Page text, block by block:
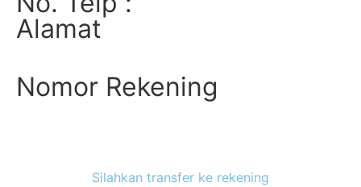
Alamat
Nomor Rekening
Silahkan transfer ke rekening